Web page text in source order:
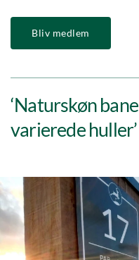
Bliv medlem
‘Naturskøn
varierede huller’